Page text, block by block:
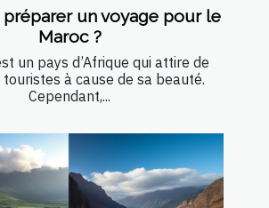
un voyage pour le
Maroc ?
un pays d’Afrique qui attire de
à cause de sa beauté.
Cependant,...